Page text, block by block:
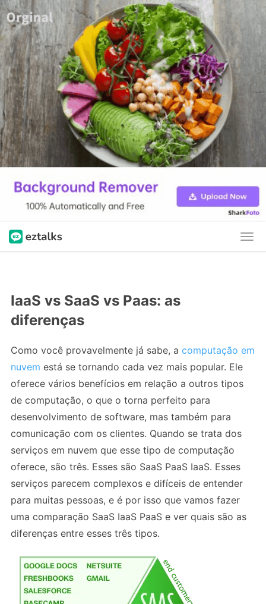
IaaS vs SaaS vs Paas: as
diferenças
Como você provavelmente já sabe, a computação em
nuvem está se tornando cada vez mais popular. Ele
oferece vários benefícios em relação a outros tipos
de computação, o que o torna perfeito para
desenvolvimento de software, mas também para
comunicação com os clientes. Quando se trata dos
serviços em nuvem que esse tipo de computação
oferece, são três. Esses são SaaS PaaS IaaS. Esses
serviços parecem complexos e difíceis de entender
para muitas pessoas, e é por isso que vamos fazer
uma comparação SaaS IaaS PaaS e ver quais são as
diferenças entre esses três tipos.